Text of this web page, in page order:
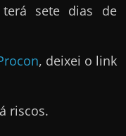
sete dias de
, deixei o link
riscos.